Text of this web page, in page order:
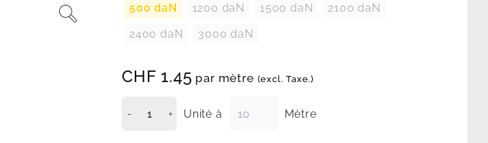
500 daN
1200 daN 1500 daN
2100 daN
2400 daN
3000 daN
CHF 1.45 par mètre (excl. Taxe.)
Unité à Mètre